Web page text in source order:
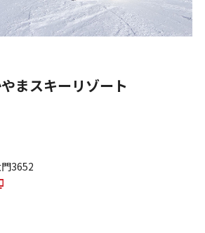
示
まスキーリゾート
3652